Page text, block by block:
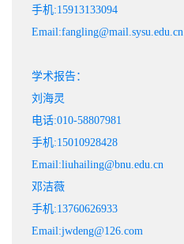
手机:15913133094
Email:fangling@mail.sysu.edu.cn
学术报告：
刘海灵
电话:010-58807981
手机:15010928428
Email:liuhailing@bnu.edu.cn
邓洁薇
手机:13760626933
Email:jwdeng@126.com